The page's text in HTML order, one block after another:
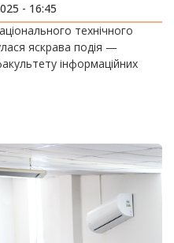
- 16:45
технічного
яскрава подія —
інформаційних